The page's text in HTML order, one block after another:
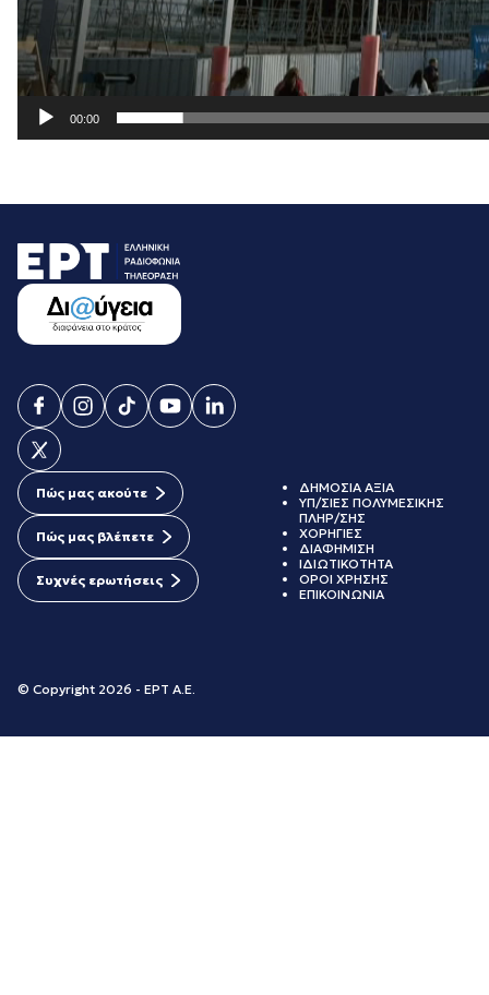
00:00
Πώς μας ακούτε
Πώς μας βλέπετε
Συχνές ερωτήσεις
© Copyright 2026 - ΕΡΤ Α.Ε.
ΔΗΜΟΣΙΑ ΑΞΙΑ
ΥΠ/ΣΙΕΣ ΠΟΛΥΜΕΣΙΚΗΣ
ΠΛΗΡ/ΣΗΣ
ΧΟΡΗΓΙΕΣ
ΔΙΑΦΗΜΙΣΗ
ΙΔΙΩΤΙΚΟΤΗΤΑ
ΟΡΟΙ ΧΡΗΣΗΣ
ΕΠΙΚΟΙΝΩΝΙΑ